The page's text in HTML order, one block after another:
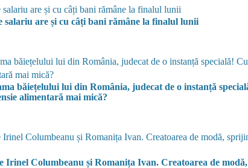
are și cu câți bani rămâne la finalul lunii
băiețelului lui din România, judecat de o instanță
alimentară mai mică?
Irinel Columbeanu și Romanița Ivan. Creatoarea de